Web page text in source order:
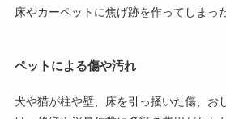
床やカーペットに焦げ跡を作ってしまっ
ペットによる傷や汚れ
犬や猫が柱や壁、床を引っ掻いた傷、お